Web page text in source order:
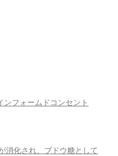
フォームドコンセント
消化され、ブドウ糖として